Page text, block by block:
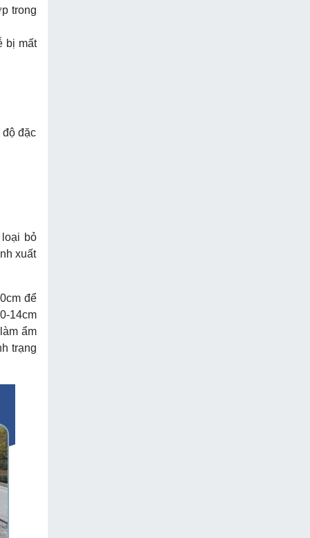
trong
bị mất
đặc
loại bỏ
xuất
để
14cm
ẩm
trạng